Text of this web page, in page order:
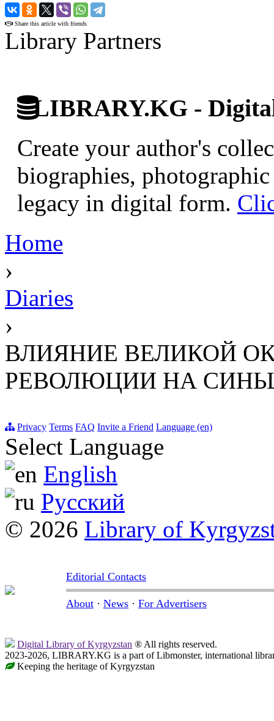
›
Share this article with friends
Library Partners
LIBRARY.KG -
Create your author's
biographies,
legacy in digital form.
Home
›
Diaries
›
ВЛИЯНИЕ ВЕЛИКОЙ
РЕВОЛЮЦИИ НА
Privacy Terms FAQ Invite a Friend Language (en)
Select Language
English
Русский
© 2026 Library of
Editorial Contacts
About · News · For Advertisers
Digital Library of Kyrgyzstan ® All rights reserved.
2023-2026, LIBRARY.KG is a part of Libmonster, international
Keeping the heritage of Kyrgyzstan